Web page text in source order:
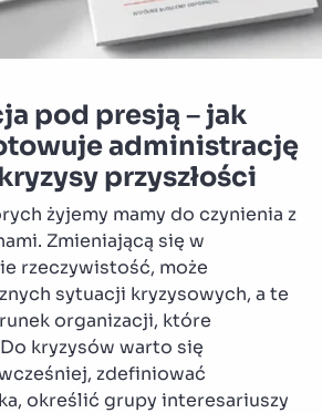
pod presją – jak
administrację
przyszłości
żyjemy mamy do czynienia z
Zmieniającą się w
rzeczywistość, może
sytuacji kryzysowych, a te
organizacji, które
kryzysów warto się
zdefiniować
określić grupy interesariuszy